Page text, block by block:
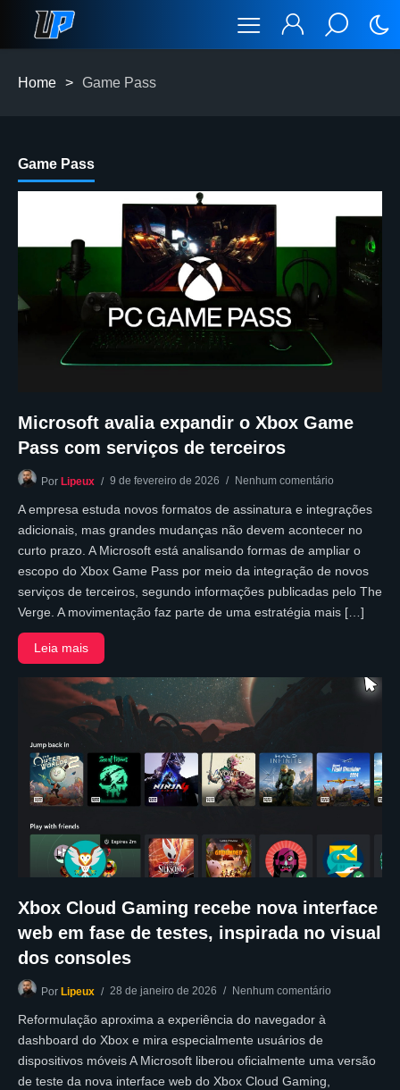
Home > Game Pass
Game Pass
Microsoft avalia expandir o Xbox Game
Pass com serviços de terceiros
Por Lipeux 9 de fevereiro de 2026 Nenhum comentário
A empresa estuda novos formatos de assinatura e integrações
adicionais, mas grandes mudanças não devem acontecer no
curto prazo. A Microsoft está analisando formas de ampliar o
escopo do Xbox Game Pass por meio da integração de novos
serviços de terceiros, segundo informações publicadas pelo The
Verge. A movimentação faz parte de uma estratégia mais […]
Leia mais
Xbox Cloud Gaming recebe nova interface
web em fase de testes, inspirada no visual
dos consoles
Por Lipeux 28 de janeiro de 2026 Nenhum comentário
Reformulação aproxima a experiência do navegador à
dashboard do Xbox e mira especialmente usuários de
dispositivos móveis A Microsoft liberou oficialmente uma versão
de teste da nova interface web do Xbox Cloud Gaming,